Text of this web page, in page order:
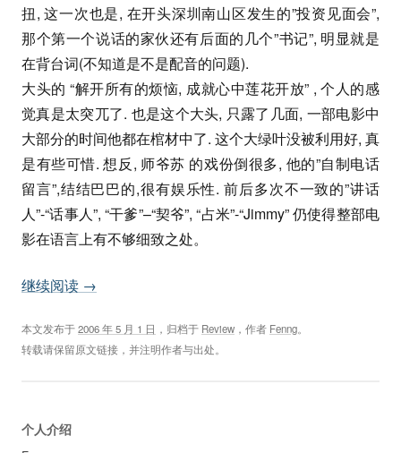
扭, 这一次也是, 在开头深圳南山区发生的”投资见面会”,
那个第一个说话的家伙还有后面的几个”书记”, 明显就是
在背台词(不知道是不是配音的问题).
大头的 “解开所有的烦恼, 成就心中莲花开放” , 个人的感
觉真是太突兀了. 也是这个大头, 只露了几面, 一部电影中
大部分的时间他都在棺材中了. 这个大绿叶没被利用好, 真
是有些可惜. 想反, 师爷苏 的戏份倒很多, 他的”自制电话
留言”,结结巴巴的,很有娱乐性. 前后多次不一致的”讲话
人”-“话事人”, “干爹”–“契爷”, “占米”-“Jimmy” 仍使得整部电
影在语言上有不够细致之处。
继续阅读 →
本文发布于2006 年 5 月 1 日 ，归档于 Review ，作者 Fenng。
转载请保留原文链接，并注明作者与出处。
个人介绍